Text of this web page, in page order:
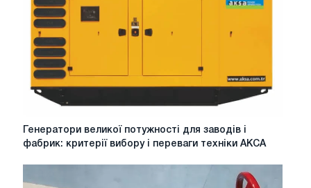
для
точних
вимірювань
Генератори
великої
для
заводів
Генератори великої потужності для заводів і
фабрик: критерії вибору і переваги техніки АКСА